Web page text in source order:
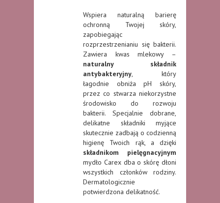
Wspiera naturalną barierę
ochronną Twojej skóry,
zapobiegając
rozprzestrzenianiu się bakterii.
Zawiera kwas mlekowy –
naturalny składnik
antybakteryjny, który
łagodnie obniża pH skóry,
przez co stwarza niekorzystne
środowisko do rozwoju
bakterii. Specjalnie dobrane,
delikatne składniki myjące
skutecznie zadbają o codzienną
higienę Twoich rąk, a dzięki
składnikom pielęgnacyjnym
mydło Carex dba o skórę dłoni
wszystkich członków rodziny.
Dermatologicznie
potwierdzona delikatność.